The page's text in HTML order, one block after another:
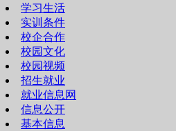
学习生活
实训条件
校企合作
校园文化
校园视频
招生就业
就业信息网
信息公开
基本信息